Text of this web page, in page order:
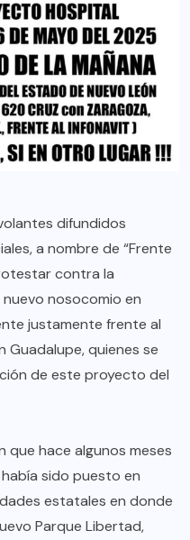
difundidos
a nombre de “Frente
contra la
nosocomio en
justamente frente al
Guadalupe, quienes se
de este proyecto del
que hace algunos meses
sido puesto en
estatales en donde
Parque Libertad,